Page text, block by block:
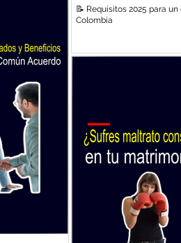
📝 Requisitos 2025 para un
Colombia